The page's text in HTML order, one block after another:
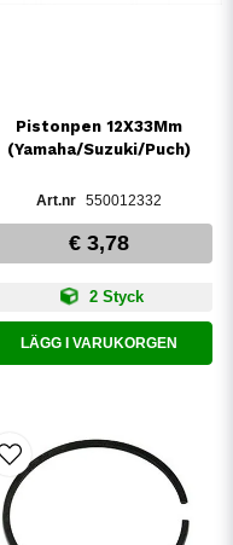
Pistonpen 12X33Mm
(Yamaha/Suzuki/Puch)
550012332
€ 3,78
2 Styck
LÄGG I VARUKORGEN